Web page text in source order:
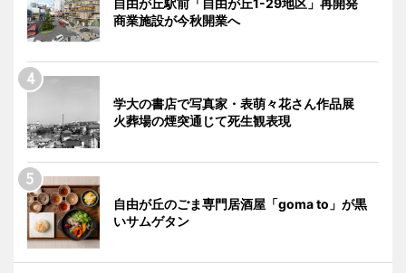
自由が丘駅前「自由が丘1-29地区」再開発
商業施設が今秋開業へ
学大の書店で写真家・表萌々花さん作品展
火葬場の煙突通じて死生観表現
自由が丘のごま専門居酒屋「goma to」が黒
いサムゲタン